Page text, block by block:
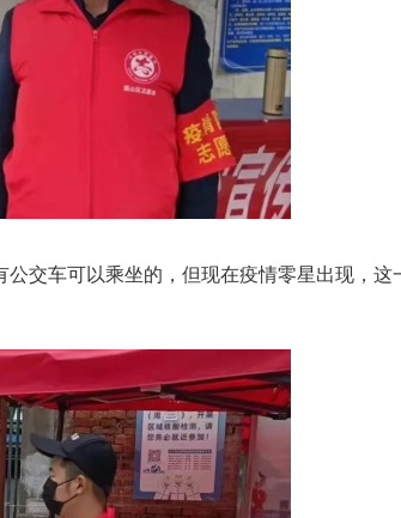
交车可以乘坐的，但现在疫情零星出现，这